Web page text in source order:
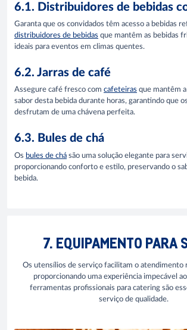
6.1. Distribuidores de bebidas
Garanta que os convidados têm acesso a bebidas
distribuidores de bebidas que mantêm as bebidas
ideais para eventos em climas quentes.
6.2. Jarras de café
Assegure café fresco com cafeteiras que mantêm
sabor desta bebida durante horas, garantindo que
desfrutam de uma chávena perfeita.
6.3. Bules de chá
Os bules de chá são uma solução elegante para
proporcionando conforto e estilo, preservando o
bebida.
7. EQUIPAMENTO PARA
Os utensílios de serviço facilitam o atendimento
proporcionando uma experiência impecável
ferramentas profissionais para catering são
serviço de qualidade.